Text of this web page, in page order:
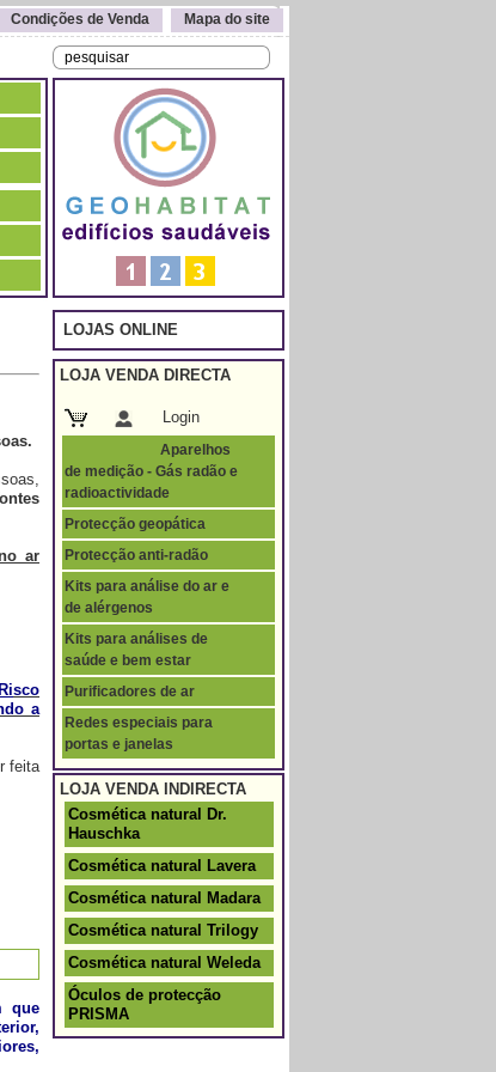
Condições de Venda Mapa do site
ar
sco
a
feita
que
LOJAS ONLINE
LOJA VENDA DIRECTA
Login
Aparelhos
de medição - Gás radão e
radioactividade
Protecção geopática
Protecção anti-radão
Kits para análise do ar e
de alérgenos
Kits para análises de
saúde e bem estar
Purificadores de ar
Redes especiais para
portas e janelas
LOJA VENDA INDIRECTA
Cosmética natural Dr.
Hauschka
Cosmética natural Lavera
Cosmética natural Madara
Cosmética natural Trilogy
Cosmética natural Weleda
Óculos de protecção
PRISMA